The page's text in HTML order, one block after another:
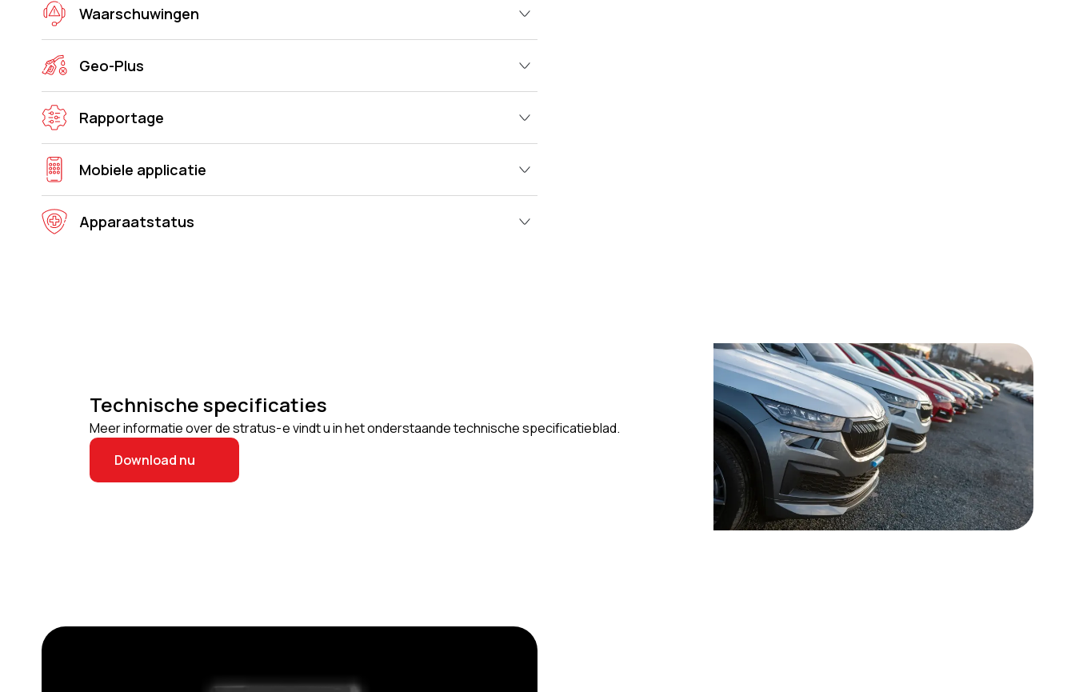
Waarschuwingen
Geo-Plus
Rapportage
Mobiele applicatie
Apparaatstatus
Technische specificaties
Meer informatie over de stratus-e vindt u in het onderstaande technische specificatieblad.
Download nu